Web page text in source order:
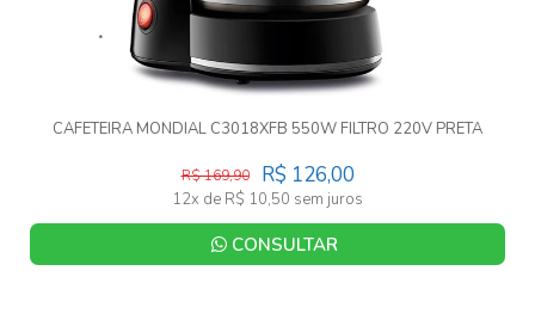
CAFETEIRA MONDIAL C3018XFB 550W FILTRO 220V PRETA
R$ 126,00
R$ 169,90
12x de R$ 10,50 sem juros
CONSULTAR